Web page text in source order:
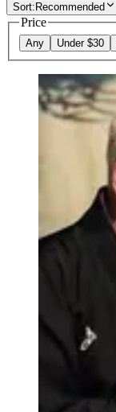
Sort: Recommended
Price
Any Under $30